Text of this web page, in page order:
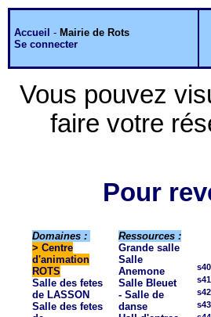
Accueil - Mairie de Rots
Se connecter
Vous pouvez
faire votre
Pour
Domaines :
> Centre
d'animation
ROTS
Salle des fetes
de LASSON
Salle des fetes
Ressources :
Grande salle
Salle
Anemone
Salle Bleuet
- Salle de
danse
s40
s41
s42
s43